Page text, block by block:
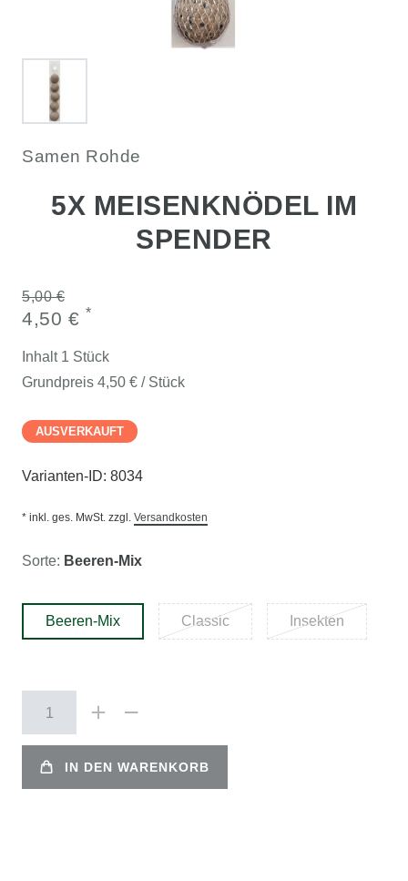
Samen Rohde
5X MEISENKNÖDEL IM
SPENDER
5,00 €
4,50 € *
Inhalt 1 Stück
Grundpreis 4,50 € / Stück
AUSVERKAUFT
Varianten-ID: 8034
* inkl. ges. MwSt. zzgl. Versandkosten
Sorte: Beeren-Mix
Beeren-Mix Classic Insekten
IN DEN WARENKORB